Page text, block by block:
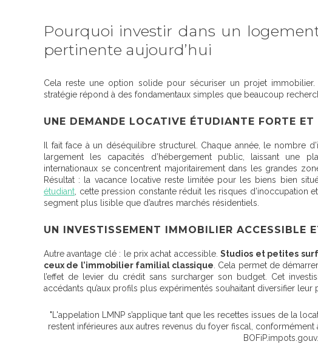
Pourquoi investir dans un
pertinente aujourd’hui
Cela reste une option solide pour sécuriser un projet immobilier.
stratégie répond à des fondamentaux simples que beaucoup
UNE DEMANDE LOCATIVE ÉTUDIANTE FORTE ET
Il fait face à un déséquilibre structurel. Chaque année,
le nombre
largement les capacités d’hébergement public, laissant une
internationaux se concentrent majoritairement dans les grandes
Résultat : la vacance locative reste limitée pour les biens bien
étudiant , cette pression constante réduit les risques d’inoccupation
segment plus lisible que d’autres marchés résidentiels.
UN INVESTISSEMENT IMMOBILIER ACCESSIBLE
Autre avantage clé : le prix achat accessible.Studios et petites
ceux de l’immobilier familial classique . Cela permet de
l’effet de levier du crédit sans surcharger son budget. Cet
accédants qu’aux profils plus expérimentés souhaitant diversifier leur
"L'appelation LMNP s’applique tant que les recettes issues de la
restent inférieures aux autres revenus du foyer fiscal, conformément